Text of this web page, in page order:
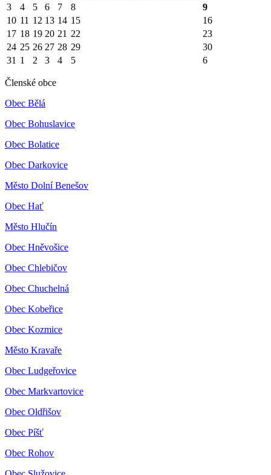
3 4 5 6 7 8
9
10 11 12 13 14 15
16
17 18 19 20 21 22
23
24 25 26 27 28 29
30
31 1 2 3 4 5 6
Členské obce
Obec Bělá
Obec Bohuslavice
Obec Bolatice
Obec Darkovice
Město Dolní Benešov
Obec Hať
Město Hlučín
Obec Hněvošice
Obec Chlebičov
Obec Chuchelná
Obec Kobeřice
Obec Kozmice
Město Kravaře
Obec Ludgeřovice
Obec Markvartovice
Obec Oldřišov
Obec Píšť
Obec Rohov